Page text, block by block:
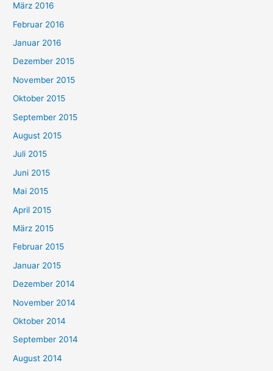
März 2016
Februar 2016
Januar 2016
Dezember 2015
November 2015
Oktober 2015
September 2015
August 2015
Juli 2015
Juni 2015
Mai 2015
April 2015
März 2015
Februar 2015
Januar 2015
Dezember 2014
November 2014
Oktober 2014
September 2014
August 2014